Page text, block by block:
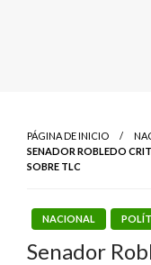
PÁGINA DE INICIO
SENADOR ROBLEDO
SOBRE TLC
NACIONAL
Senador